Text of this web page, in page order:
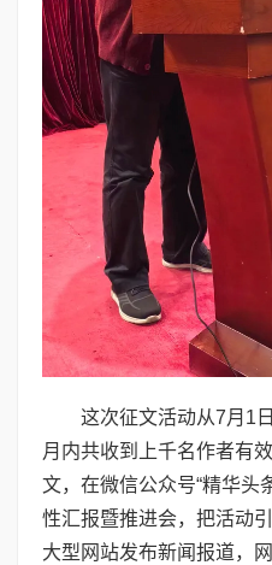
这次征文活动从7月1
月内共收到上千名作者有
文，在微信公众号“精华头
性汇报暨推进会，把活动
大型网站发布新闻报道，